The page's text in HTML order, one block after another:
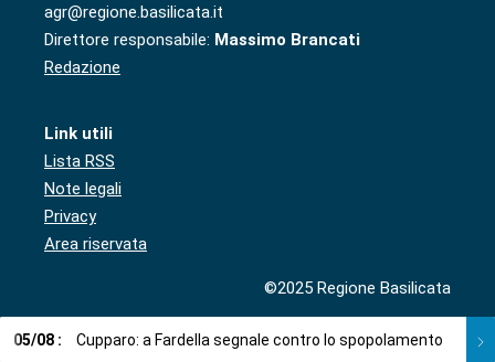
agr@regione.basilicata.it
Direttore responsabile: Massimo Brancati
Redazione
Link utili
Lista RSS
Note legali
Privacy
Area riservata
©2025 Regione Basilicata
05/08 : Cupparo: a Fardella segnale contro lo spopolamento 05